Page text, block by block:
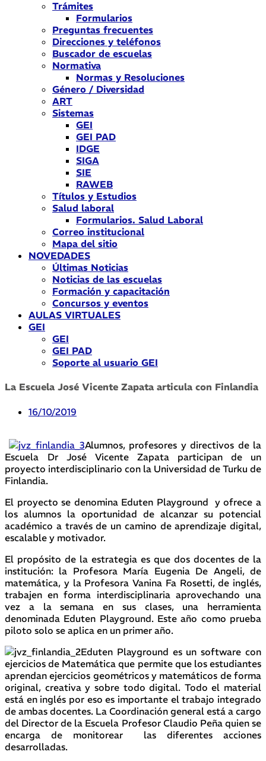
Trámites
Formularios
Preguntas frecuentes
Direcciones y teléfonos
Buscador de escuelas
Normativa
Normas y Resoluciones
Género / Diversidad
ART
Sistemas
GEI
GEI PAD
IDGE
SIGA
SIE
RAWEB
Títulos y Estudios
Salud laboral
Formularios. Salud Laboral
Correo institucional
Mapa del sitio
NOVEDADES
Últimas Noticias
Noticias de las escuelas
Formación y capacitación
Concursos y eventos
AULAS VIRTUALES
GEI
GEI
GEI PAD
Soporte al usuario GEI
La Escuela José Vicente Zapata articula con Finlandia
16/10/2019
Alumnos, profesores y directivos de la
Escuela
Dr José Vicente Zapata participan de un
proyecto interdisciplinario con la Universidad de Turku de
Finlandia.
El proyecto se denomina Eduten Playground y ofrece a
los alumnos la oportunidad de alcanzar su potencial
académico a través de un camino de aprendizaje digital,
escalable y motivador.
El propósito de la estrategia es que dos docentes de la
institución: la Profesora María Eugenia De Angeli, de
matemática, y la Profesora Vanina Fa Rosetti, de inglés,
trabajen en forma interdisciplinaria aprovechando una
vez a la semana en sus clases, una herramienta
denominada Eduten Playground. Este año como prueba
piloto solo se aplica en un primer año.
Eduten Playground es un software con
ejercicios de Matemática que permite que los estudiantes
aprendan ejercicios geométricos y matemáticos de forma
original, creativa y sobre todo digital. Todo el material
está en inglés por eso es importante el trabajo integrado
de ambas docentes. La Coordinación general está a cargo
del Director de la Escuela Profesor Claudio Peña quien se
encarga de monitorear las diferentes acciones
desarrolladas.